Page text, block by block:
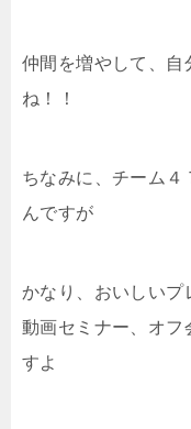
仲間を増やして、自
ね！！
ちなみに、チーム４
んですが
かなり、おいしいプ
動画セミナー、オフ
すよ